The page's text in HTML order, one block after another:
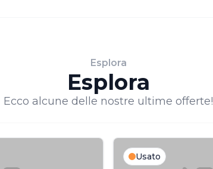
Esplora
Esplora
Ecco alcune delle nostre ultime offerte!
Usato